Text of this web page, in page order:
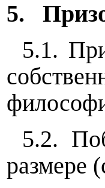
5.
5.1.
5.2.
размере